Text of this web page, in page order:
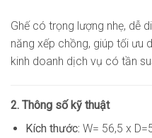
Ghế có trọng lượng nhẹ, dễ
năng xếp chồng, giúp tối ưu
kinh doanh dịch vụ có tần
2. Thông số kỹ thuật
Kích thước: W= 56,5 x